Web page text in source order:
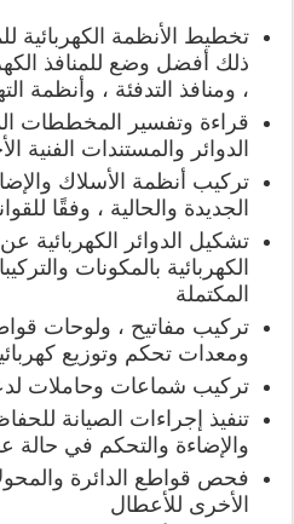
تخطيط الأنظمة الكهربائية
ذلك أفضل وضع للمنافذ
، ومنافذ التدفئة ، وأنظمة
قراءة وتفسير المخططات
الدوائر والمستندات الفنية
تركيب أنظمة الأسلاك
الجديدة والحالية ، وفقًا
تشكيل الدوائر الكهربائية
الكهربائية بالمكونات
المكتملة
تركيب مفاتيح ، ولوحات
ومعدات تحكم وتوزيع
تركيب شماعات وحاملات
تنفيذ إجراءات الصيانة
والإضاءة والتحكم في حالة
فحص قواطع الدائرة
الأخرى للأعطال